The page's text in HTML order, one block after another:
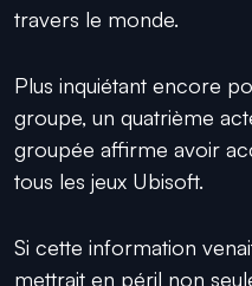
travers le monde.
Plus inquiétant encore
groupe, un quatrième
groupée affirme avoir
tous les jeux Ubisoft.
Si cette information
mettrait en péril non